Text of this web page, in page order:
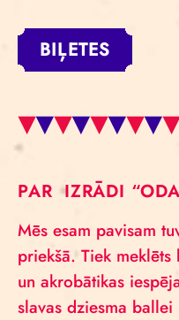
BIĻETES
PAR IZRĀDI
Mēs esam pavisam
priekšā. Tiek
un akrobātikas
slavas dziesma